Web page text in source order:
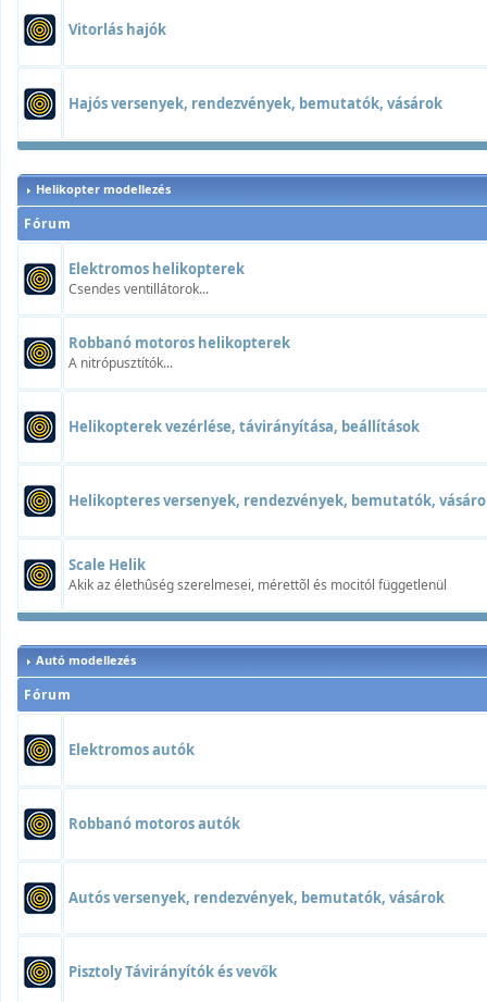
Vitorlás hajók
Hajós versenyek, rendezvények, bemutatók, vásárok
Helikopter modellezés
Fórum
Elektromos helikopterek
Csendes ventillátorok...
Robbanó motoros helikopterek
A nitrópusztítók...
Helikopterek vezérlése, távirányítása, beállítások
Helikopteres versenyek, rendezvények, bemutatók,
Scale Helik
Akik az élethûség szerelmesei, mérettõl és mocitól függetlenül
Autó modellezés
Fórum
Elektromos autók
Robbanó motoros autók
Autós versenyek, rendezvények, bemutatók, vásárok
Pisztoly Távirányítók és vevők